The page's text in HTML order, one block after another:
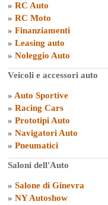
» RC Auto
» RC Moto
» Finanziamenti
» Leasing auto
» Noleggio Auto
Veicoli e accessori auto
» Auto Sportive
» Racing Cars
» Prototipi Auto
» Navigatori Auto
» Pneumatici
Saloni dell'Auto
» Salone di Ginevra
» NY Autoshow